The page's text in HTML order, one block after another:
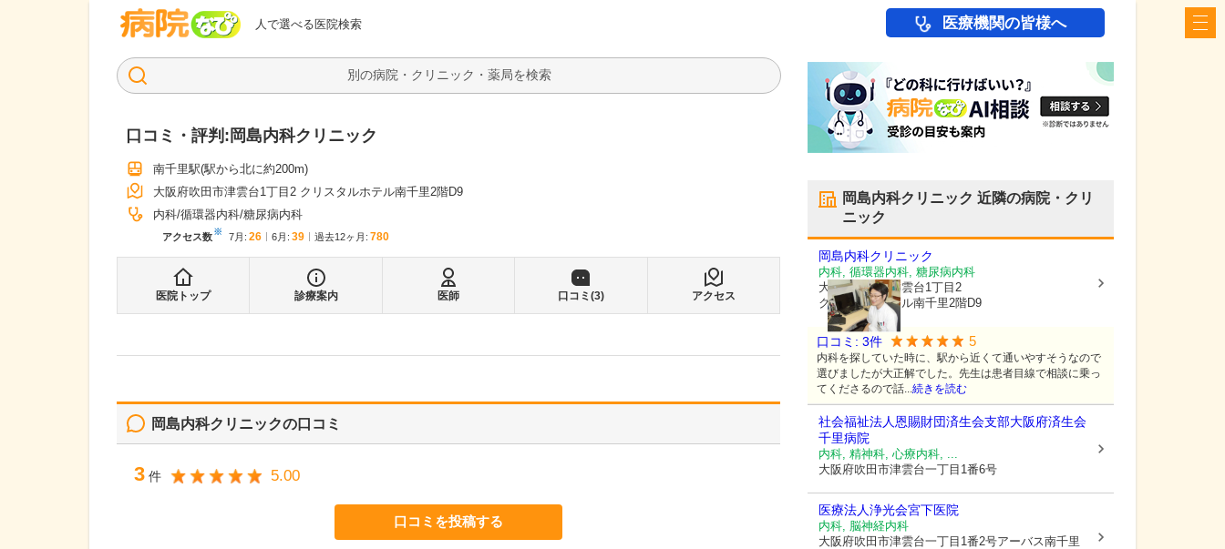
人で選べる医院検索
病院なび 医療機関の皆様へ
検索
口コミ・評判:岡島内科クリニック
南千里駅(駅から北に約200m)
大阪府吹田市津雲台1丁目2 クリスタルホテル南千里2階D9
内科 循環器内科 糖尿病内科
アクセス数※ 7月 : 26 6月 : 39 過去12ヶ月: 780
医院トップ 診療案内 医師 口コミ(3) アクセス
岡島内科クリニックの口コミ
3 件 5.00
口コミを投稿する
岡島内科クリニック 近隣の病院・クリ
ニック
岡島内科クリニック
内科, 循環器内科, 糖尿病内科
大阪府吹田市津雲台1丁目2
クリスタルホテル南千里2階D9
口コミ: 3件 5
内科を探していた時に、駅から近くて通いやすそうなので
選びましたが大正解でした。先生は患者目線で相談に乗っ
てくださるので話...続きを読む
社会福祉法人恩賜財団済生会支部大阪府済生会
千里病院
内科, 精神科, 心療内科, ...
大阪府吹田市津雲台一丁目1番6号
医療法人浄光会宮下医院
内科, 脳神経内科
大阪府吹田市津雲台一丁目1番2号アーバス南千里